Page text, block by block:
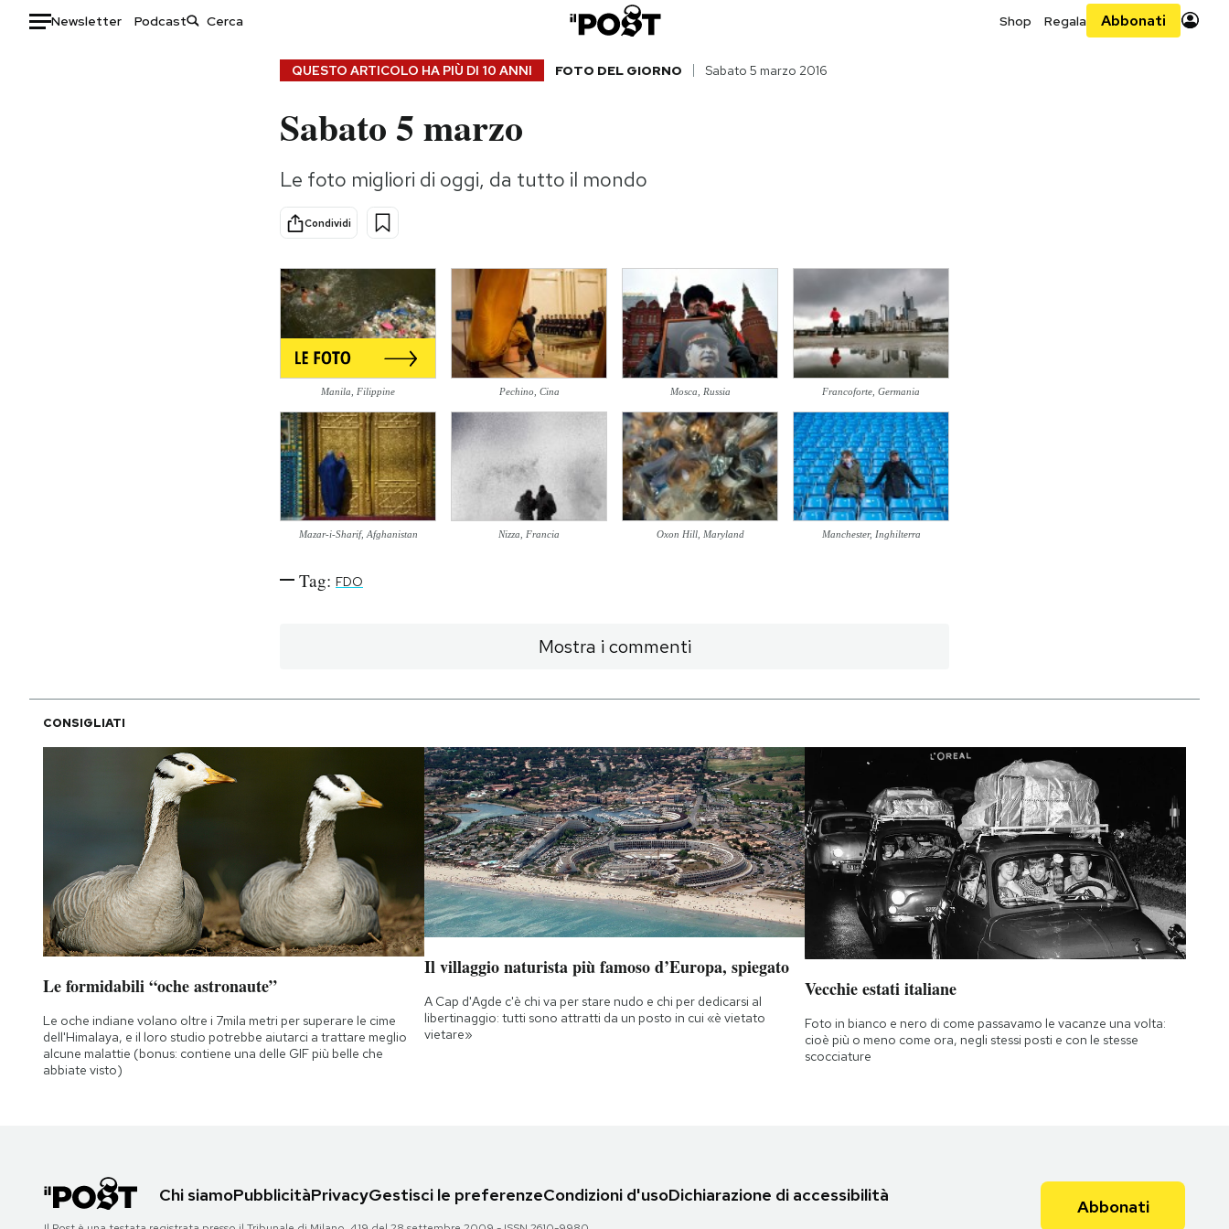
Newsletter Podcast Shop Regala Abbonati
Consumismi
Storie/Idee
Altrecose
Mondiali calcio 2026
AREA PERSONALE
Area Personale
Newsletter
Notifiche mobile
Regala il Post
Hai bisogno di aiuto?
Esci
QUESTO ARTICOLO HA PIÙ DI 10 ANNI FOTO DEL GIORNO Sabato 5 marzo 2016
Sabato 5 marzo
Le foto migliori di oggi, da tutto il mondo
Condividi
Manila, Filippine Pechino, Cina Mosca, Russia Francoforte, Germania
Mazar-i-Sharif, Afghanistan Nizza, Francia Oxon Hill, Maryland Manchester, Inghilterra
Tag: FDO
Mostra i commenti
CONSIGLIATI
Le formidabili “oche astronaute”
Le oche indiane volano oltre i 7mila metri per superare le cime
dell'Himalaya, e il loro studio potrebbe aiutarci a trattare meglio
alcune malattie (bonus: contiene una delle GIF più belle che
abbiate visto)
Il villaggio naturista più famoso d’Europa, spiegato
A Cap d'Agde c'è chi va per stare nudo e chi per dedicarsi al
libertinaggio: tutti sono attratti da un posto in cui «è vietato
vietare»
Vecchie estati italiane
Foto in bianco e nero di come passavamo le vacanze una volta:
cioè più o meno come ora, negli stessi posti e con le stesse
scocciature
Chi siamoPubblicitàPrivacyGestisci le preferenzeCondizioni d'usoDichiarazione di accessibilità
Abbonati